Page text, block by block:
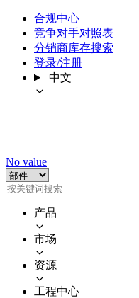
合规中心
竞争对手对照表
分销商库存搜索
登录/注册
中文
No value
产品
市场
资源
工程中心